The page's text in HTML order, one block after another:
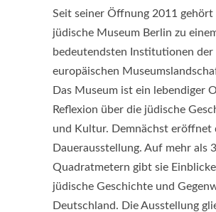
Seit seiner Öffnung 2011 gehört
jüdische Museum Berlin zu
bedeutendsten Institutionen der
europäischen
Das Museum ist ein lebendiger
Reflexion über die jüdische
und Kultur. Demnächst eröffnet
Dauerausstellung. Auf mehr als
Quadratmetern gibt sie
jüdische Geschichte und
Deutschland. Die Ausstellung